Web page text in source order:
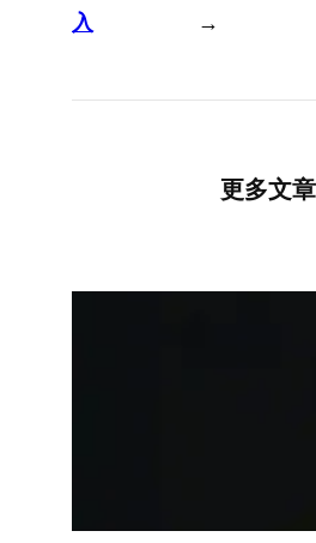
入
→
更多文章